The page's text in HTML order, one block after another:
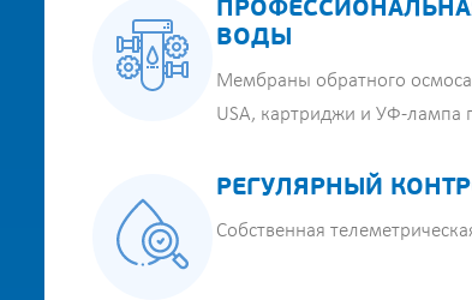
ВОДЫ
Мембраны обратного
USA, картриджи и УФ-лампа
РЕГУЛЯРНЫЙ
Собственная